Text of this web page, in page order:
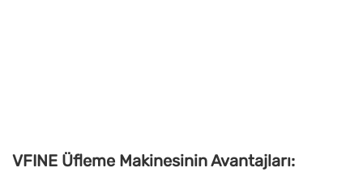
VFINE Üfleme Makinesinin Avantajları: